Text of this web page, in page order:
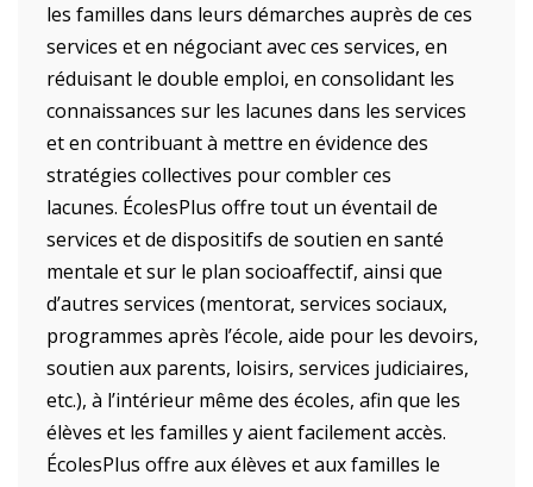
les familles dans leurs démarches auprès de ces
services et en négociant avec ces services, en
réduisant le double emploi, en consolidant les
connaissances sur les lacunes dans les services
et en contribuant à mettre en évidence des
stratégies collectives pour combler ces
lacunes. ÉcolesPlus offre tout un éventail de
services et de dispositifs de soutien en santé
mentale et sur le plan socioaffectif, ainsi que
d’autres services (mentorat, services sociaux,
programmes après l’école, aide pour les devoirs,
soutien aux parents, loisirs, services judiciaires,
etc.), à l’intérieur même des écoles, afin que les
élèves et les familles y aient facilement accès.
ÉcolesPlus offre aux élèves et aux familles le